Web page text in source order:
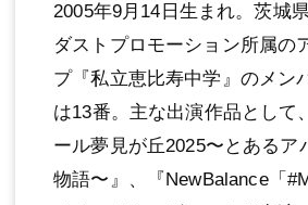
2005年9⽉14⽇⽣まれ。茨城
ダストプロモーション所属の
プ『私⽴恵⽐寿中学』のメン
は13番。主な出演作品として
ール夢⾒が丘2025〜とあるア
物語〜』、『NewBalance「